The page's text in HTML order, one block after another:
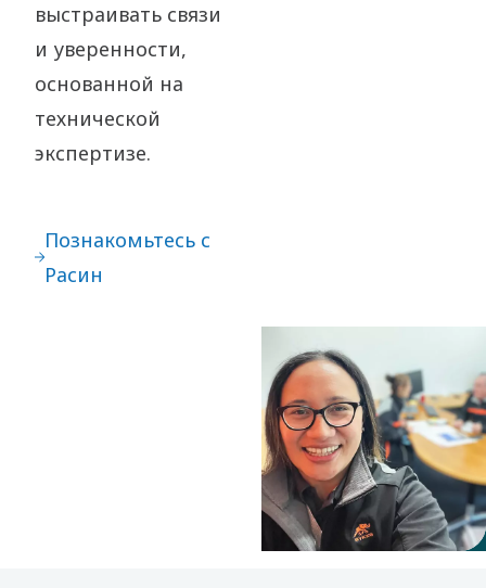
выстраивать связи
и уверенности,
основанной на
технической
экспертизе.
Познакомьтесь с
Расин